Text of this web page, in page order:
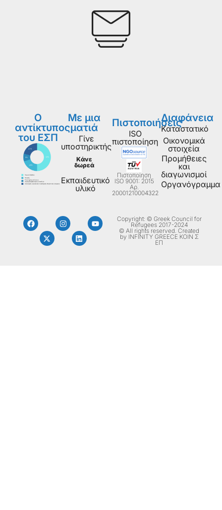
Ο
αντίκτυπος
του ΕΣΠ
Με μια
ματιά
Γίνε
υποστηρικτής
Κάνε
δωρεά
Εκπαιδευτικό
υλικό
Πιστοποιήσεις
ISO
πιστοποίηση
Πιστοποίηση
ISO 9001: 2015
Aρ.
20001210004322
Διαφάνεια
Καταστατικό
Οικονομικά
στοιχεία
Προμήθειες
και
διαγωνισμοί
Οργανόγραμμα
Copyright: © Greek Council for
Refugees 2017-2024
© All rights reserved. Created
by INFINITY GREECE ΚΟΙΝ Σ
ΕΠ